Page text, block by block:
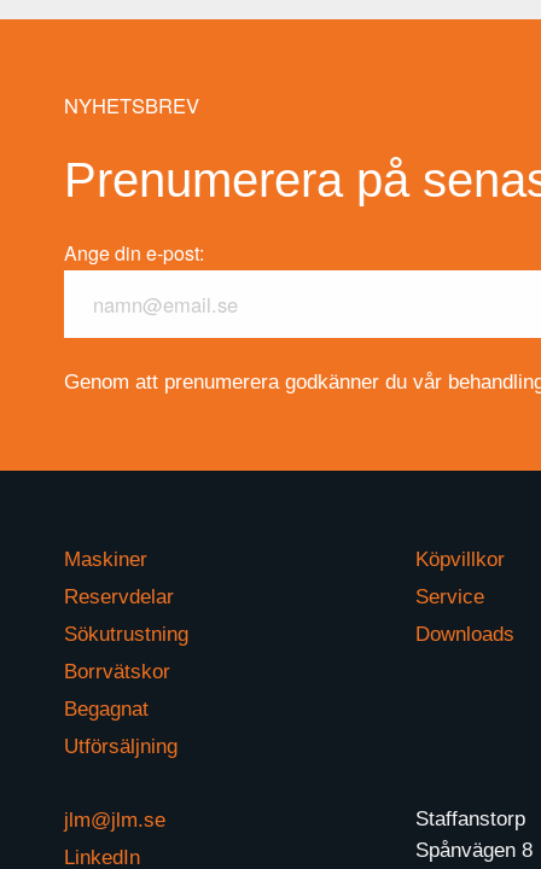
NYHETSBREV
Prenumerera på
Ange din e-post:
Genom att prenumerera godkänner du vår
Maskiner
Reservdelar
Sökutrustning
Borrvätskor
Begagnat
Utförsäljning
Köpvillkor
Service
Downloads
jlm@jlm.se
LinkedIn
Staffanstorp
Spånvägen 8